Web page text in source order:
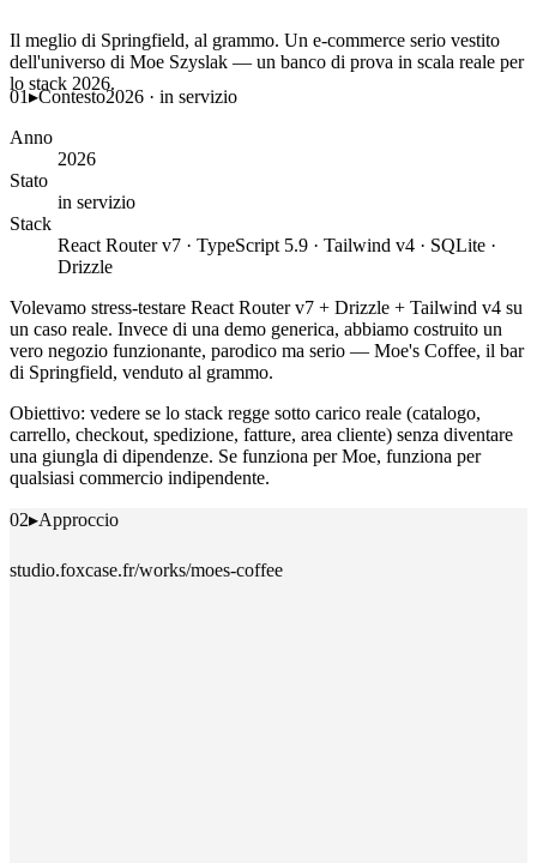
Il meglio di Springfield, al grammo. Un e-commerce serio vestito
dell'universo di Moe Szyslak — un banco di prova in scala reale per
lo stack 2026.
01▸Contesto2026 · in servizio
Anno
2026
Stato
in servizio
Stack
React Router v7 · TypeScript 5.9 · Tailwind v4 · SQLite ·
Drizzle
Volevamo stress-testare React Router v7 + Drizzle + Tailwind v4 su
un caso reale. Invece di una demo generica, abbiamo costruito un
vero negozio funzionante, parodico ma serio — Moe's Coffee, il bar
di Springfield, venduto al grammo.
Obiettivo: vedere se lo stack regge sotto carico reale (catalogo,
carrello, checkout, spedizione, fatture, area cliente) senza diventare
una giungla di dipendenze. Se funziona per Moe, funziona per
qualsiasi commercio indipendente.
02▸Approccio
studio.foxcase.fr/works/moes-coffee